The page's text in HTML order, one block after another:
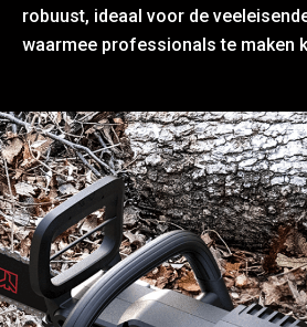
robuust, ideaal voor de
waarmee professionals te maken